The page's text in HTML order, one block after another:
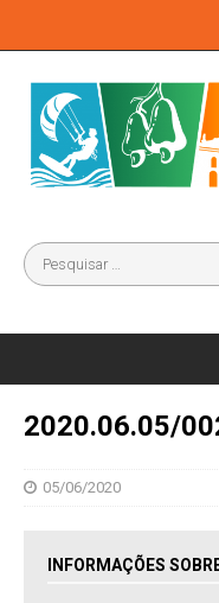
2020.06.05/
05/06/2020
INFORMAÇÕES